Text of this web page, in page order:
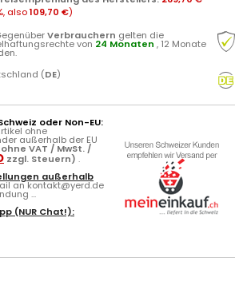
, also109,70 €)
Verbrauchern gelten die
von 24 Monaten , 12 Monate
(DE)
oder Non-EU:
ohne
außerhalb der EU
VAT / MwSt. /
zzgl. Steuern) .
außerhalb
an kontakt@yerd.de
...
(NUR Chat!):